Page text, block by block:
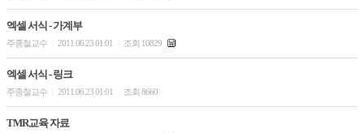
엑셀 서식 - 가계부
주종철교수 2011.06.23 01:01 조회 10829
엑셀 서식 - 링크
주종철교수 2011.06.23 01:01 조회 8660
TMR교육 자료